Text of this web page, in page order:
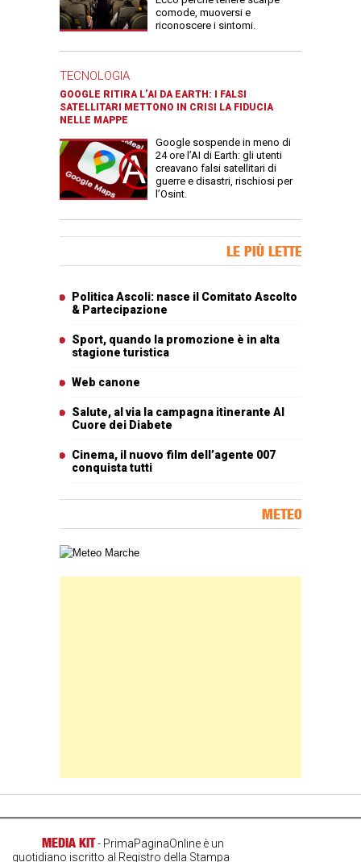
comode, muoversi e
riconoscere i sintomi.
TECNOLOGIA
GOOGLE RITIRA L’AI DA EARTH: I FALSI
SATELLITARI METTONO IN CRISI LA FIDUCIA
NELLE MAPPE
Google sospende in meno di
24 ore l’AI di Earth: gli utenti
creavano falsi satellitari di
guerre e disastri, rischiosi per
l’Osint.
LE PIÙ LETTE
Politica Ascoli: nasce il Comitato Ascolto
& Partecipazione
Sport, quando la promozione è in alta
stagione turistica
Web canone
Salute, al via la campagna itinerante Al
Cuore dei Diabete
Cinema, il nuovo film dell’agente 007
conquista tutti
METEO
Carta meteorologica delle Marche
MEDIA KIT- PrimaPaginaOnline è un
quotidiano iscritto al Registro della Stampa